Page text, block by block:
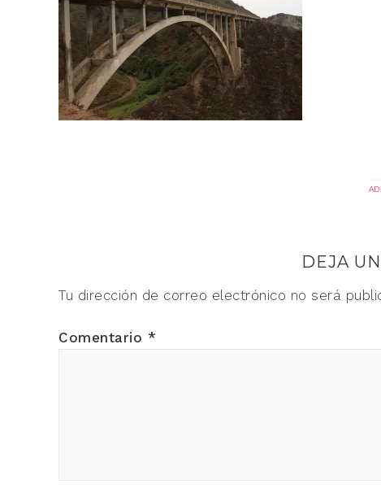
DEJA
Tu dirección de correo electrónico no será
Comentario *